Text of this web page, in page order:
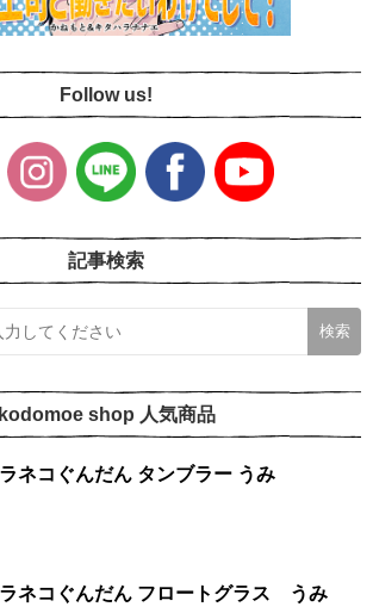
Follow us!
記事検索
kodomoe shop 人気商品
ノラネコぐんだん タンブラー うみ
ノラネコぐんだん フロートグラス うみ